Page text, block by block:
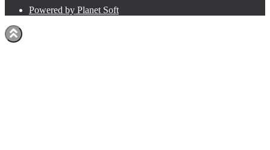
Powered by Planet Soft